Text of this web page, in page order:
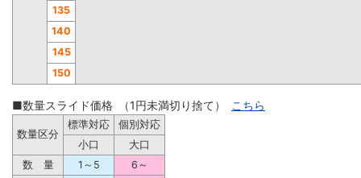
135
140
145
150
■数量スライド価格 （1円未満切り捨て） こちら
数量区分
標準対応
個別対応
小口
大口
数 量
1～5
6～